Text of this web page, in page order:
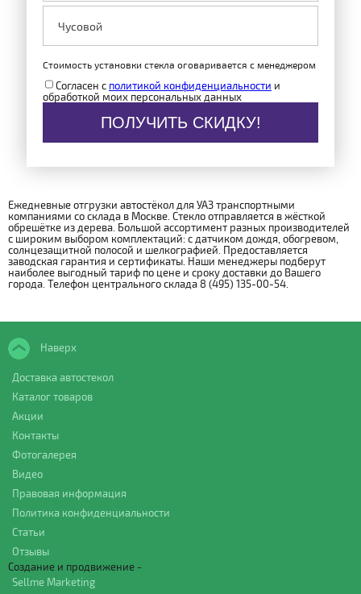
Стоимость установки стекла оговаривается с менеджером
Согласен с политикой конфиденциальности и
обработкой моих персональных данных
ПОЛУЧИТЬ СКИДКУ!
Ежедневные отгрузки автостёкол для УАЗ транспортными
компаниями со склада в Москве. Стекло отправляется в жёсткой
обрешётке из дерева. Большой ассортимент разных производителей
с широким выбором комплектаций: с датчиком дождя, обогревом,
солнцезащитной полосой и шелкографией. Предоставляется
заводская гарантия и сертификаты. Наши менеджеры подберут
наиболее выгодный тариф по цене и сроку доставки до Вашего
города. Телефон центрального склада 8 (495) 135-00-54.
Наверх
Доставка автостекол
Каталог товаров
Акции
Контакты
Фотогалерея
Видео
Правовая информация
Политика конфиденциальности
Статьи
Отзывы
Создание и продвижение -
Sellme Marketing